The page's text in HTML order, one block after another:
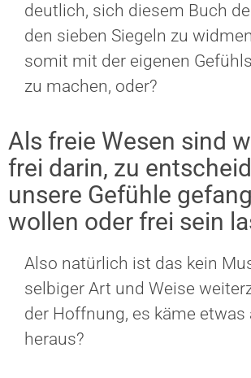
deutlich, sich diesem Buch
den sieben Siegeln zu
somit mit der eigenen
zu machen, oder?
Als freie Wesen sind
frei darin, zu
unsere Gefühle
wollen oder frei sein
Also natürlich ist das kein
selbiger Art und Weise
der Hoffnung, es käme etwas
heraus?